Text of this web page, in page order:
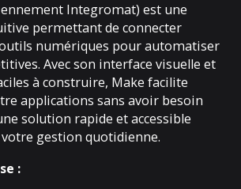
Integromat) est une
permettant de connecter
numériques pour automatiser
Avec son interface visuelle et
à construire, Make facilite
applications sans avoir besoin
solution rapide et accessible
gestion quotidienne.
: